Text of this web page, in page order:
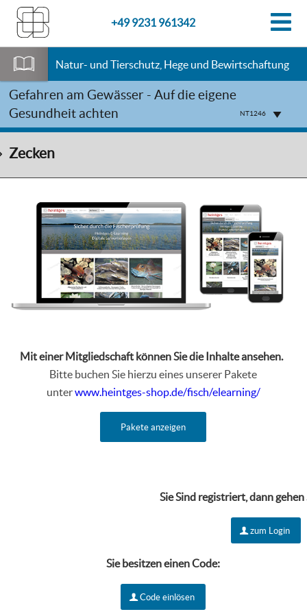
+49 9231 961342
Natur- und Tierschutz, Hege und Bewirtschaftung
Gefahren am Gewässer - Auf die eigene
Gesundheit achten
NT1246
Zecken
Mit einer Mitgliedschaft können Sie die Inhalte ansehen.
Bitte buchen Sie hierzu eines unserer Pakete
unterwww.heintges-shop.de/fisch/elearning/
Pakete anzeigen
Sie Sind registriert, dann gehen
zum Login
Sie besitzen einen Code:
Code einlösen